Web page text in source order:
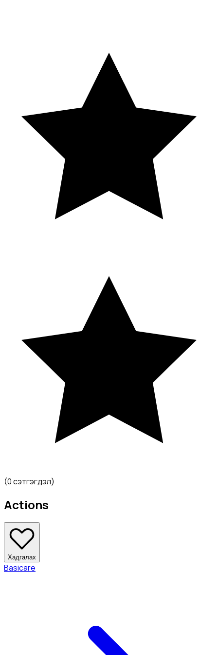
(0 сэтгэгдэл)
Actions
Хадгалах
Basicare